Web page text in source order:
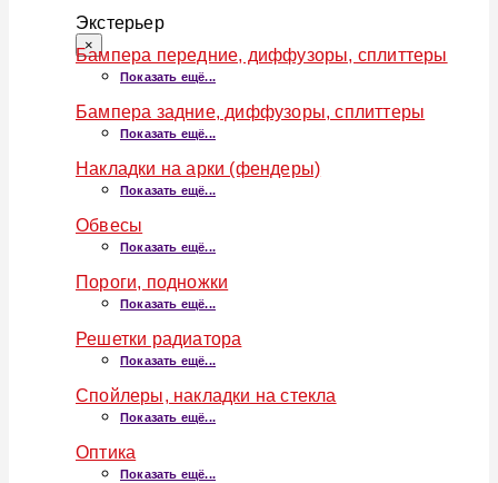
Экстерьер
×
Бампера передние, диффузоры, сплиттеры
Показать ещё...
Бампера задние, диффузоры, сплиттеры
Показать ещё...
Накладки на арки (фендеры)
Показать ещё...
Обвесы
Показать ещё...
Пороги, подножки
Показать ещё...
Решетки радиатора
Показать ещё...
Спойлеры, накладки на стекла
Показать ещё...
Оптика
Показать ещё...